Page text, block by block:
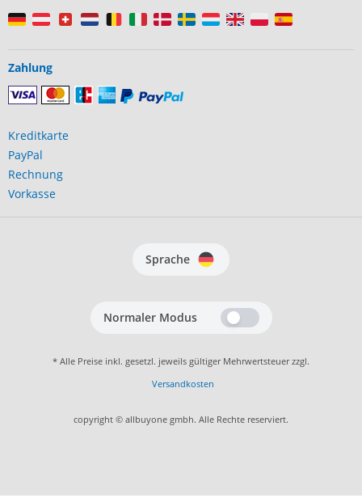
Zahlung
Kreditkarte
PayPal
Rechnung
Vorkasse
Sprache
Normaler Modus
* Alle Preise inkl. gesetzl. jeweils gültiger Mehrwertsteuer zzgl.
Versandkosten
copyright © allbuyone gmbh. Alle Rechte reserviert.